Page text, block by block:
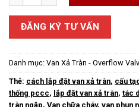
ĐĂNG KÝ TƯ VẤN
Danh mục: Van Xả Tràn - Overflow
Thẻ: cách lắp đặt van xả tràn, cấu
thống pccc, lắp đặt van xả tràn, tác
tràn ngập, Van chữa cháy, van phun